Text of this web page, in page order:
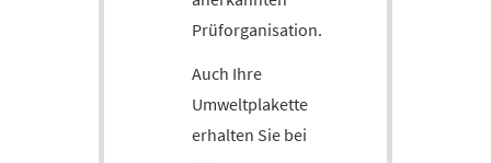
Prüforganisation.
Auch Ihre
Umweltplakette
erhalten Sie bei